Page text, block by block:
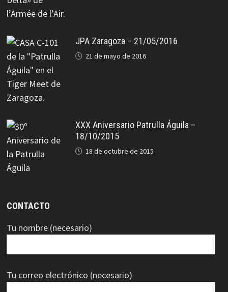
JPA Zaragoza – 21/05/2016
21 de mayo de 2016
XXX Aniversario Patrulla Águila –
18/10/2015
18 de octubre de 2015
CONTACTO
Tu nombre (necesario)
Tu correo electrónico (necesario)